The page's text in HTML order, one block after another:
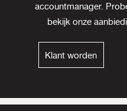
accountmanager.
bekijk onze
Klant worden